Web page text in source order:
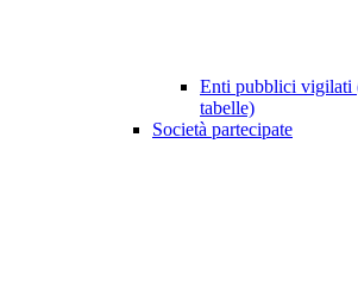
Enti pubblici vigilati
tabelle)
Società partecipate